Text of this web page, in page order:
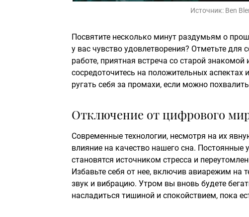
Источник: Ben
Посвятите несколько минут раздумьям о
у вас чувство удовлетворения? Отметьте
работе, приятная встреча со старой знакомой
сосредоточитесь на положительных
ругать себя за промахи, если можно
Отключение от цифрового
Современные технологии, несмотря на их
влияние на качество нашего сна.
становятся источником стресса и
Избавьте себя от нее, включив авиарежим на
звук и вибрацию. Утром вы вновь будете
насладиться тишиной и спокойствием, пока